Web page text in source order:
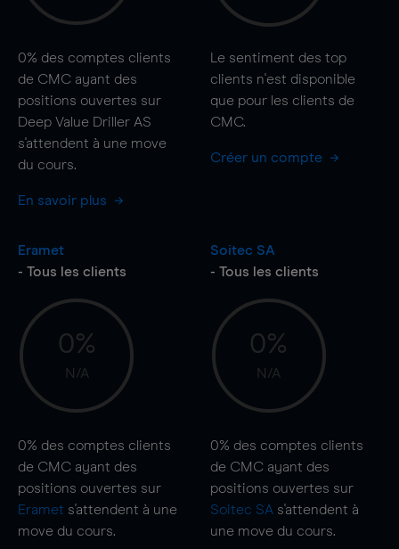
0% des comptes clients
de CMC ayant des
positions ouvertes sur
Deep Value Driller AS
s'attendent à une move
du cours.
En savoir plus
Le sentiment des top
clients n'est disponible
que pour les clients de
CMC.
Créer un compte
Eramet
- Tous les clients
0%
N/A
0% des comptes clients
de CMC ayant des
positions ouvertes sur
Eramet s'attendent à une
move du cours.
Soitec SA
- Tous les clients
0%
N/A
0% des comptes clients
de CMC ayant des
positions ouvertes sur
Soitec SA s'attendent à
une move du cours.